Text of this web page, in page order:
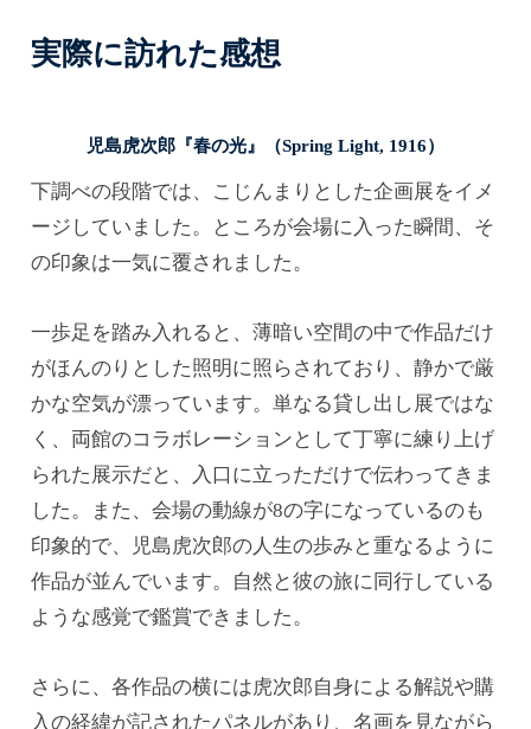
実際に訪れた感想
児島虎次郎『春の光』（Spring Light, 1916）
下調べの段階では、こじんまりとした企画展をイメ
ージしていました。ところが会場に入った瞬間、そ
の印象は一気に覆されました。
一歩足を踏み入れると、薄暗い空間の中で作品だけ
がほんのりとした照明に照らされており、静かで厳
かな空気が漂っています。単なる貸し出し展ではな
く、両館のコラボレーションとして丁寧に練り上げ
られた展示だと、入口に立っただけで伝わってきま
した。また、会場の動線が8の字になっているのも
印象的で、児島虎次郎の人生の歩みと重なるように
作品が並んでいます。自然と彼の旅に同行している
ような感覚で鑑賞できました。
さらに、各作品の横には虎次郎自身による解説や購
入の経緯が記されたパネルがあり、名画を見ながら